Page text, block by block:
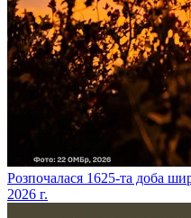
​Розпочалася 1625-та доба
2026 г.